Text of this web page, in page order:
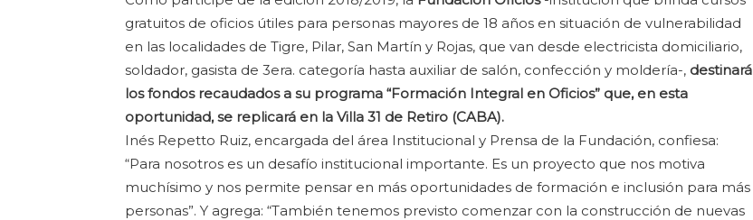
gratuitos de oficios útiles para personas mayores de 18 años en situación de vulnerabilidad
en las localidades de Tigre, Pilar, San Martín y Rojas, que van desde electricista domiciliario,
soldador, gasista de 3era. categoría hasta auxiliar de salón, confección y moldería-, destinará
los fondos recaudados a su programa “Formación Integral en Oficios” que, en esta
oportunidad, se replicará en la Villa 31 de Retiro (CABA).
Inés Repetto Ruiz, encargada del área Institucional y Prensa de la Fundación, confiesa:
“Para nosotros es un desafío institucional importante. Es un proyecto que nos motiva
muchísimo y nos permite pensar en más oportunidades de formación e inclusión para más
personas”. Y agrega: “También tenemos previsto comenzar con la construcción de nuevas